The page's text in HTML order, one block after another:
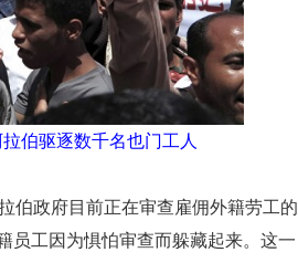
伯驱逐数千名也门工人
伯政府目前正在审查雇佣外籍劳工的
员工因为惧怕审查而躲藏起来。这一